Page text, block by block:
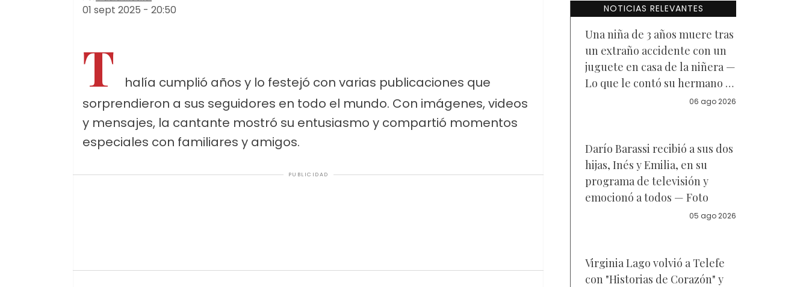
01 sept 2025 - 20:50
T
halía cumplió años y lo festejó con varias publicaciones que
sorprendieron a sus seguidores en todo el mundo. Con imágenes, videos
y mensajes, la cantante mostró su entusiasmo y compartió momentos
especiales con familiares y amigos.
PUBLICIDAD
NOTICIAS RELEVANTES
Una niña de 3 años muere tras
un extraño accidente con un
juguete en casa de la niñera —
Lo que le contó su hermano a
06 ago 2026
Darío Barassi recibió a sus dos
hijas, Inés y Emilia, en su
programa de televisión y
emocionó a todos — Foto
05 ago 2026
Virginia Lago volvió a Telefe
con "Historias de Corazón" y